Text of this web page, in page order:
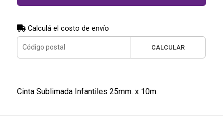
Calculá el costo de envío
CALCULAR
Cinta Sublimada Infantiles 25mm. x 10m.